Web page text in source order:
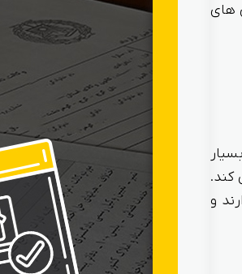
های
عمل می کند.
و